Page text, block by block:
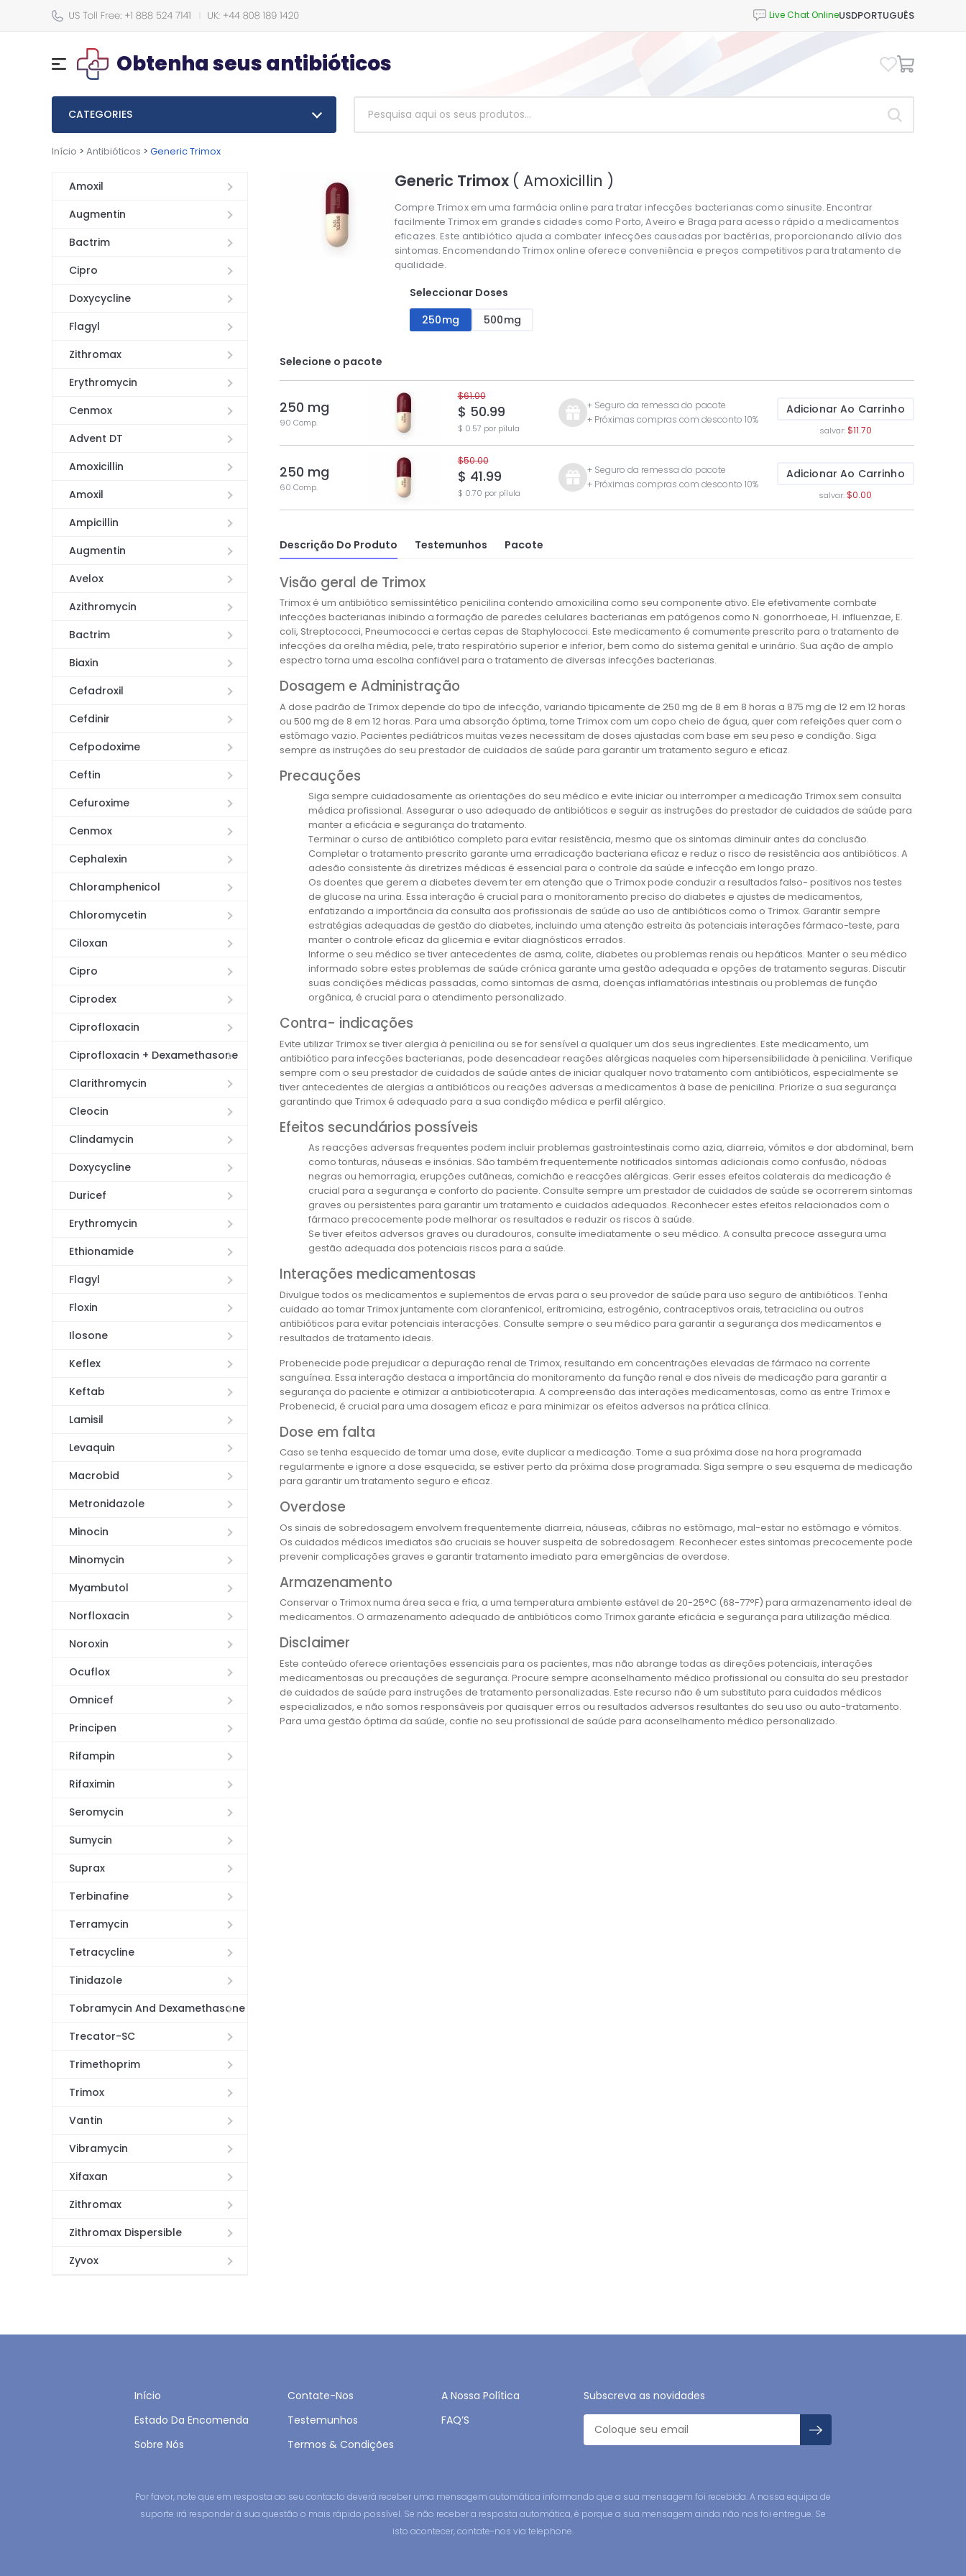
USDPORTUGUÊS
Obtenha seus antibióticos
CATEGORIES
Início > Antibióticos > Generic Trimox
Amoxil
Augmentin
Bactrim
Cipro
Doxycycline
Flagyl
Zithromax
Erythromycin
Cenmox
Advent DT
Amoxicillin
Amoxil
Ampicillin
Augmentin
Avelox
Azithromycin
Bactrim
Biaxin
Cefadroxil
Cefdinir
Cefpodoxime
Ceftin
Cefuroxime
Cenmox
Cephalexin
Chloramphenicol
Chloromycetin
Ciloxan
Cipro
Ciprodex
Ciprofloxacin
Ciprofloxacin + Dexamethasone
Clarithromycin
Cleocin
Clindamycin
Doxycycline
Duricef
Erythromycin
Ethionamide
Flagyl
Floxin
Ilosone
Keflex
Keftab
Lamisil
Levaquin
Macrobid
Metronidazole
Minocin
Minomycin
Myambutol
Norfloxacin
Noroxin
Ocuflox
Omnicef
Principen
Rifampin
Rifaximin
Seromycin
Sumycin
Suprax
Terbinafine
Terramycin
Tetracycline
Tinidazole
Tobramycin And Dexamethasone
Trecator-SC
Trimethoprim
Trimox
Vantin
Vibramycin
Xifaxan
Zithromax
Zithromax Dispersible
Zyvox
Generic Trimox ( Amoxicillin )
Compre Trimox em uma farmácia online para tratar infecções bacterianas como sinusite. Encontrar
facilmente Trimox em grandes cidades como Porto, Aveiro e Braga para acesso rápido a medicamentos
eficazes. Este antibiótico ajuda a combater infecções causadas por bactérias, proporcionando alívio dos
sintomas. Encomendando Trimox online oferece conveniência e preços competitivos para tratamento de
qualidade.
Seleccionar Doses
250mg
500mg
Selecione o pacote
250 mg
90 Comp.
$61.00
$ 50.99
$ 0.57 por pílula
+ Seguro da remessa do pacote
+ Próximas compras com desconto 10%
Adicionar Ao Carrinho
salvar:$11.70
250 mg
60 Comp.
$50.00
$ 41.99
$ 0.70 por pílula
+ Seguro da remessa do pacote
+ Próximas compras com desconto 10%
Adicionar Ao Carrinho
salvar:$0.00
Descrição Do Produto Testemunhos Pacote
Visão geral de Trimox
Trimox é um antibiótico semissintético penicilina contendo amoxicilina como seu componente ativo. Ele efetivamente combate
infecções bacterianas inibindo a formação de paredes celulares bacterianas em patógenos como N. gonorrhoeae, H. influenzae, E.
coli, Streptococci, Pneumococci e certas cepas de Staphylococci. Este medicamento é comumente prescrito para o tratamento de
infecções da orelha média, pele, trato respiratório superior e inferior, bem como do sistema genital e urinário. Sua ação de amplo
espectro torna uma escolha confiável para o tratamento de diversas infecções bacterianas.
Dosagem e Administração
A dose padrão de Trimox depende do tipo de infecção, variando tipicamente de 250 mg de 8 em 8 horas a 875 mg de 12 em 12 horas
ou 500 mg de 8 em 12 horas. Para uma absorção óptima, tome Trimox com um copo cheio de água, quer com refeições quer com o
estômago vazio. Pacientes pediátricos muitas vezes necessitam de doses ajustadas com base em seu peso e condição. Siga
sempre as instruções do seu prestador de cuidados de saúde para garantir um tratamento seguro e eficaz.
Precauções
Siga sempre cuidadosamente as orientações do seu médico e evite iniciar ou interromper a medicação Trimox sem consulta
médica profissional. Assegurar o uso adequado de antibióticos e seguir as instruções do prestador de cuidados de saúde para
manter a eficácia e segurança do tratamento.
Terminar o curso de antibiótico completo para evitar resistência, mesmo que os sintomas diminuir antes da conclusão.
Completar o tratamento prescrito garante uma erradicação bacteriana eficaz e reduz o risco de resistência aos antibióticos. A
adesão consistente às diretrizes médicas é essencial para o controle da saúde e infecção em longo prazo.
Os doentes que gerem a diabetes devem ter em atenção que o Trimox pode conduzir a resultados falso- positivos nos testes
de glucose na urina. Essa interação é crucial para o monitoramento preciso do diabetes e ajustes de medicamentos,
enfatizando a importância da consulta aos profissionais de saúde ao uso de antibióticos como o Trimox. Garantir sempre
estratégias adequadas de gestão do diabetes, incluindo uma atenção estreita às potenciais interações fármaco-teste, para
manter o controle eficaz da glicemia e evitar diagnósticos errados.
Informe o seu médico se tiver antecedentes de asma, colite, diabetes ou problemas renais ou hepáticos. Manter o seu médico
informado sobre estes problemas de saúde crónica garante uma gestão adequada e opções de tratamento seguras. Discutir
suas condições médicas passadas, como sintomas de asma, doenças inflamatórias intestinais ou problemas de função
orgânica, é crucial para o atendimento personalizado.
Contra- indicações
Evite utilizar Trimox se tiver alergia à penicilina ou se for sensível a qualquer um dos seus ingredientes. Este medicamento, um
antibiótico para infecções bacterianas, pode desencadear reações alérgicas naqueles com hipersensibilidade à penicilina. Verifique
sempre com o seu prestador de cuidados de saúde antes de iniciar qualquer novo tratamento com antibióticos, especialmente se
tiver antecedentes de alergias a antibióticos ou reações adversas a medicamentos à base de penicilina. Priorize a sua segurança
garantindo que Trimox é adequado para a sua condição médica e perfil alérgico.
Efeitos secundários possíveis
As reacções adversas frequentes podem incluir problemas gastrointestinais como azia, diarreia, vómitos e dor abdominal, bem
como tonturas, náuseas e insónias. São também frequentemente notificados sintomas adicionais como confusão, nódoas
negras ou hemorragia, erupções cutâneas, comichão e reacções alérgicas. Gerir esses efeitos colaterais da medicação é
crucial para a segurança e conforto do paciente. Consulte sempre um prestador de cuidados de saúde se ocorrerem sintomas
graves ou persistentes para garantir um tratamento e cuidados adequados. Reconhecer estes efeitos relacionados com o
fármaco precocemente pode melhorar os resultados e reduzir os riscos à saúde.
Se tiver efeitos adversos graves ou duradouros, consulte imediatamente o seu médico. A consulta precoce assegura uma
gestão adequada dos potenciais riscos para a saúde.
Interações medicamentosas
Divulgue todos os medicamentos e suplementos de ervas para o seu provedor de saúde para uso seguro de antibióticos. Tenha
cuidado ao tomar Trimox juntamente com cloranfenicol, eritromicina, estrogénio, contraceptivos orais, tetraciclina ou outros
antibióticos para evitar potenciais interacções. Consulte sempre o seu médico para garantir a segurança dos medicamentos e
resultados de tratamento ideais.
Probenecide pode prejudicar a depuração renal de Trimox, resultando em concentrações elevadas de fármaco na corrente
sanguínea. Essa interação destaca a importância do monitoramento da função renal e dos níveis de medicação para garantir a
segurança do paciente e otimizar a antibioticoterapia. A compreensão das interações medicamentosas, como as entre Trimox e
Probenecid, é crucial para uma dosagem eficaz e para minimizar os efeitos adversos na prática clínica.
Dose em falta
Caso se tenha esquecido de tomar uma dose, evite duplicar a medicação. Tome a sua próxima dose na hora programada
regularmente e ignore a dose esquecida, se estiver perto da próxima dose programada. Siga sempre o seu esquema de medicação
para garantir um tratamento seguro e eficaz.
Overdose
Os sinais de sobredosagem envolvem frequentemente diarreia, náuseas, cãibras no estômago, mal-estar no estômago e vómitos.
Os cuidados médicos imediatos são cruciais se houver suspeita de sobredosagem. Reconhecer estes sintomas precocemente pode
prevenir complicações graves e garantir tratamento imediato para emergências de overdose.
Armazenamento
Conservar o Trimox numa área seca e fria, a uma temperatura ambiente estável de 20-25°C (68-77°F) para armazenamento ideal de
medicamentos. O armazenamento adequado de antibióticos como Trimox garante eficácia e segurança para utilização médica.
Disclaimer
Este conteúdo oferece orientações essenciais para os pacientes, mas não abrange todas as direções potenciais, interações
medicamentosas ou precauções de segurança. Procure sempre aconselhamento médico profissional ou consulta do seu prestador
de cuidados de saúde para instruções de tratamento personalizadas. Este recurso não é um substituto para cuidados médicos
especializados, e não somos responsáveis por quaisquer erros ou resultados adversos resultantes do seu uso ou auto-tratamento.
Para uma gestão óptima da saúde, confie no seu profissional de saúde para aconselhamento médico personalizado.
Início Contate-Nos
A Nossa Política
Estado Da Encomenda
Testemunhos
FAQ’S
Sobre Nós
Termos & Condições
Subscreva as novidades
Por favor, note que em resposta ao seu contacto deverá receber uma mensagem automática informando que a sua mensagem foi recebida. A nossa equipa de
suporte irá responder à sua questão o mais rápido possível. Se não receber a resposta automática, é porque a sua mensagem ainda não nos foi entregue. Se
isto acontecer, contate-nos via telephone.